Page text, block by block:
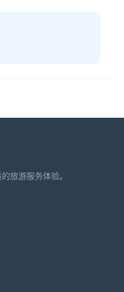
旅游服务体验。